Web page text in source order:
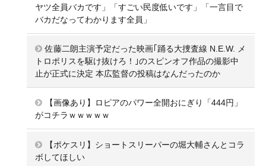
ヤツ全員バカです」「すごい民度低いです」「一言目で
バカだなってわかります全員」
佐藤二朗主演予定だった映画｢踊る大捜査線 N.E.W. メ
トロポリスを駆け抜けろ！｣のスピンオフ作品の撮影中
止が正式に決定 本広監督の投稿はなんだったのか
【画像あり】ロピアのパワー全開おにぎり「444円」
がコチラｗｗｗｗｗ
【ポケスリ】ショートスリーパーの堀大輔さんとコラ
ボしてほしい